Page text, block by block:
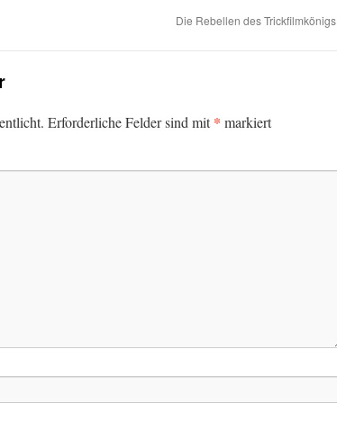
Die Rebellen des Trickfilmkönigs
Erforderliche Felder sind mit* markiert